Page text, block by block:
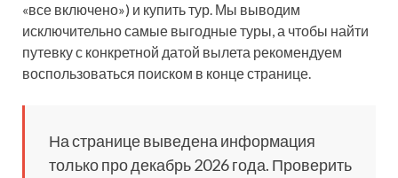
«все включено») и купить тур. Мы выводим
исключительно самые выгодные туры, а чтобы найти
путевку с конкретной датой вылета рекомендуем
воспользоваться поиском в конце странице.
На странице выведена информация
только про декабрь 2026 года. Проверить